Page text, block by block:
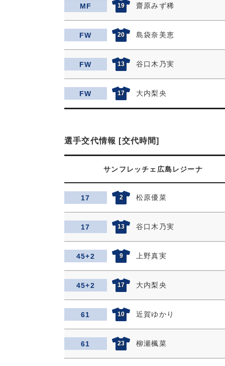
MF 19 齋原みず稀
FW 20 島袋奈美恵
FW 13 谷口木乃実
FW 17 大内梨央
選手交代情報 [交代時間]
サンフレッチェ広島レジーナ
17 2 松原優菜
17 13 谷口木乃実
45+2 9 上野真実
45+2 17 大内梨央
61 10 近賀ゆかり
61 23 柳瀬楓菜